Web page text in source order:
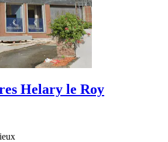
Helary le Roy